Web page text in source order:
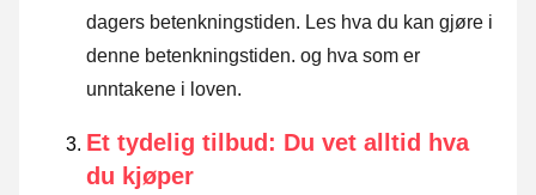
dagers betenkningstiden. Les hva du kan gjøre i
denne betenkningstiden. og hva som er
unntakene i loven.
Et tydelig tilbud: Du vet alltid hva
du kjøper